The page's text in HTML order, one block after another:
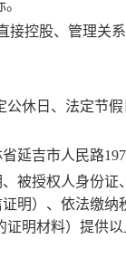
。
接控股、管理关
公休日、法定节
延吉市人民路
被授权人身份
明）、依法缴
证明材料）提供